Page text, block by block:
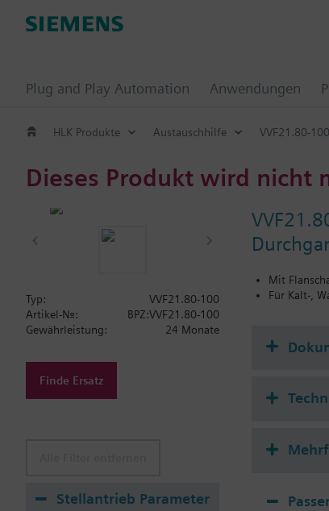
Plug and Play Automation Anwendungen
HLK Produkte Austauschhilfe VVF21.80-100
Dieses Produkt wird nicht
Mit
Für Kalt-,
Typ:
VVF21.80-100
Artikel-Nr.:
BPZ:VVF21.80-100
Gewährleistung:
24 Monate
Finde Ersatz
Stellantrieb Parameter